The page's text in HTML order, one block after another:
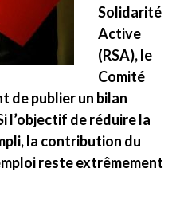
Solidarité
Active
(RSA), le
Comité
de publier un bilan
l’objectif de réduire la
la contribution du
reste extrêmement